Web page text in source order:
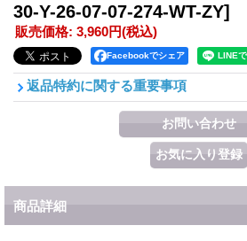
30-Y-26-07-07-274-WT-ZY]
販売価格: 3,960円(税込)
Facebookでシェア
返品特約に関する重要事項
商品詳細